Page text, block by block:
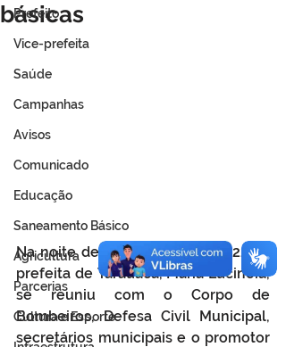
Prefeito
Vice-prefeita
Saúde
Campanhas
Avisos
Comunicado
Educação
Saneamento Básico
Agricultura
Parcerias
Cultura e Esporte
básicas
Na noite desta segunda-feira (22), a
prefeita de Tarauacá, Maria Lucinéia,
se reuniu com o Corpo de
Bombeiros, Defesa Civil Municipal,
secretários municipais e o promotor